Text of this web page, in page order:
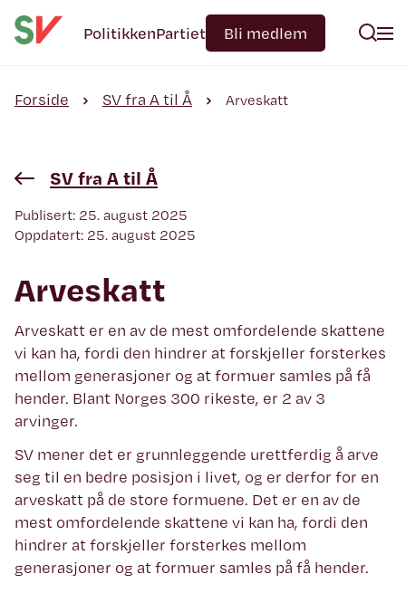
PolitikkenPartiet Bli medlem
Forside SV fra A til Å Arveskatt
SV fra A til Å
Publisert: 25. august 2025
Oppdatert: 25. august 2025
Arveskatt
Arveskatt er en av de mest omfordelende skattene
vi kan ha, fordi den hindrer at forskjeller forsterkes
mellom generasjoner og at formuer samles på få
hender. Blant Norges 300 rikeste, er 2 av 3
arvinger.
SV mener det er grunnleggende urettferdig å arve
seg til en bedre posisjon i livet, og er derfor for en
arveskatt på de store formuene. Det er en av de
mest omfordelende skattene vi kan ha, fordi den
hindrer at forskjeller forsterkes mellom
generasjoner og at formuer samles på få hender.